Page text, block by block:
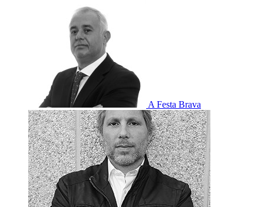
A Festa Brava